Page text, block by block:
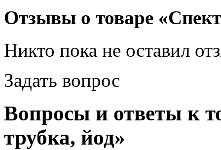
Отзывы о товаре
Никто пока не оставил
Задать вопрос
Вопросы и ответы к
трубка, йод»